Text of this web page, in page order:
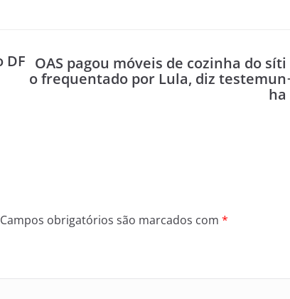
DF OAS pagou móveis de cozinha do síti
o frequentado por Lula, diz testemun
ha
Campos obrigatórios são marcados com *